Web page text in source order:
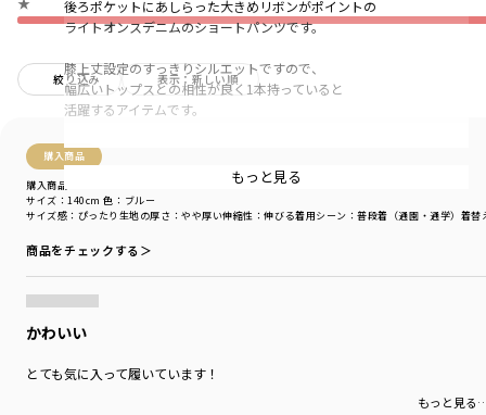
絞り込み 表示：新しい順
購入商品
購入商品
サイズ感 ：ぴったり 生地の厚さ ：やや厚い伸縮性 ：伸びる着用シーン ：普段着（通園・通学） 着替
サイズ：140cm 色：ブルー
商品をチェックする＞
かわいい
とても気に入って履いています！
もっと見る
後ろポケットにあしらった大きめリボンがポイントの
ライトオンスデニムのショートパンツです。
膝上丈設定のすっきりシルエットですので、
幅広いトップスとの相性が良く1本持っていると
活躍するアイテムです。
-----
透け感：なし
伸縮性：なし
着用イメージ/カラー：ブルー
モデル：身長105.0cm 体重14.5kg
シーズン
／アウトレット
もっと見る